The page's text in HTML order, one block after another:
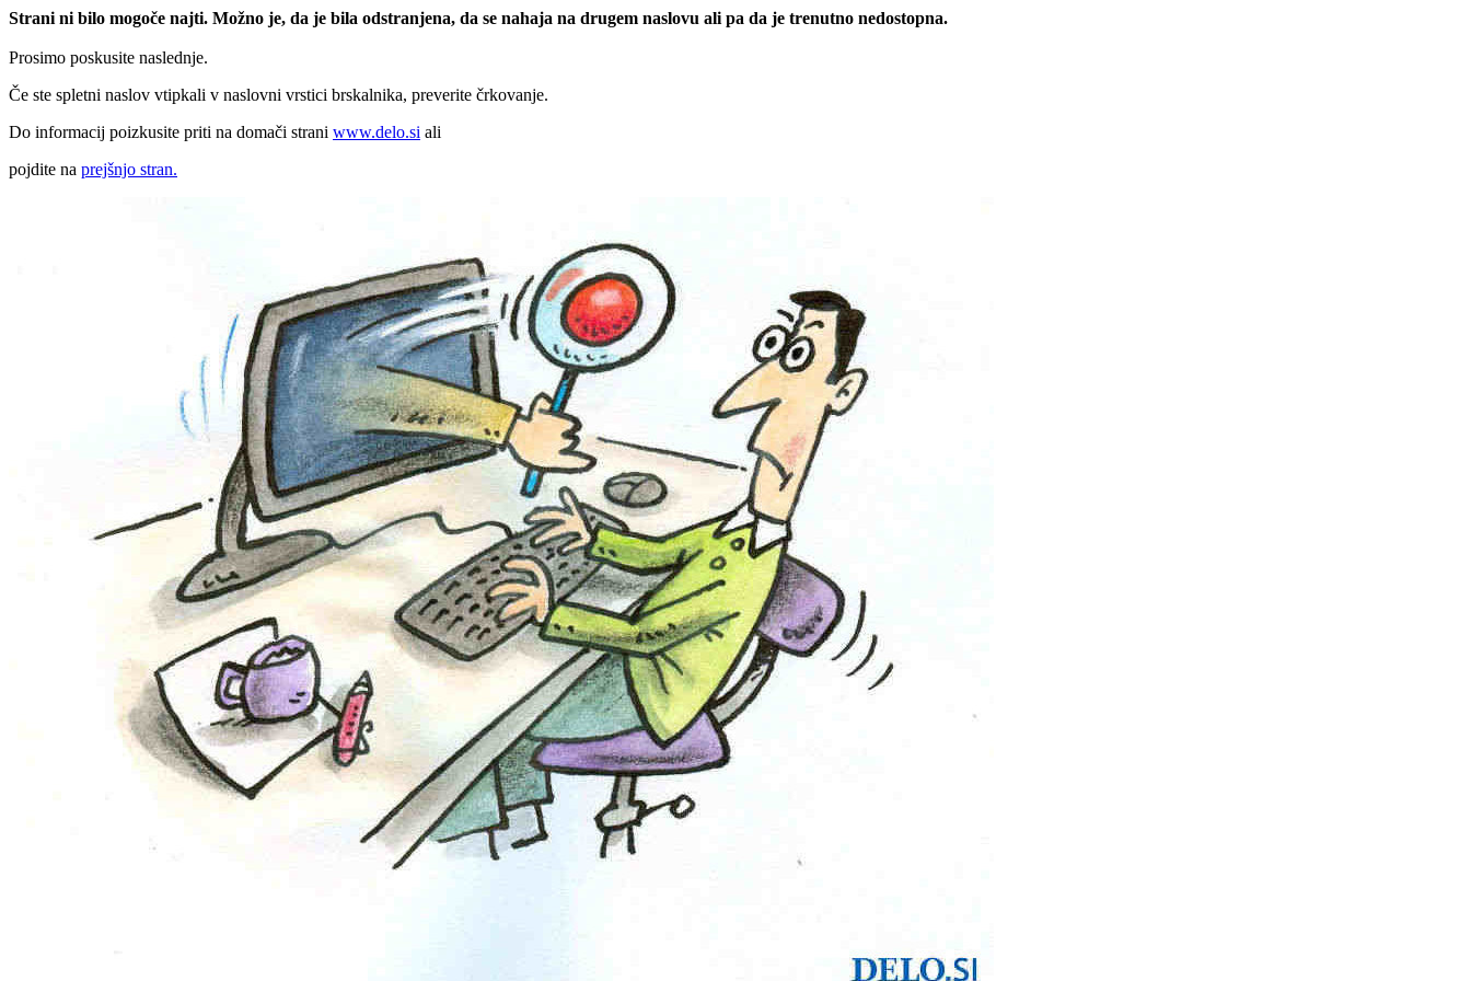
Strani ni bilo mogoče najti. Možno je, da je bila odstranjena, da se nahaja na drugem naslovu ali pa da je trenutno nedostopna.
Prosimo poskusite naslednje.
Če ste spletni naslov vtipkali v naslovni vrstici brskalnika, preverite črkovanje.
Do informacij poizkusite priti na domači strani www.delo.si ali
pojdite na prejšnjo stran.